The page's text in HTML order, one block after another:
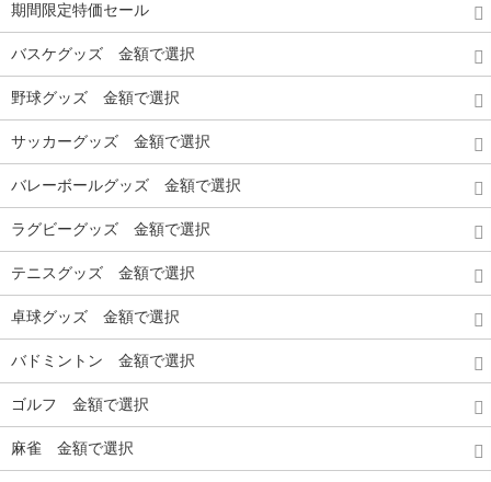
期間限定特価セール
バスケグッズ 金額で選択
野球グッズ 金額で選択
サッカーグッズ 金額で選択
バレーボールグッズ 金額で選択
ラグビーグッズ 金額で選択
テニスグッズ 金額で選択
卓球グッズ 金額で選択
バドミントン 金額で選択
ゴルフ 金額で選択
麻雀 金額で選択